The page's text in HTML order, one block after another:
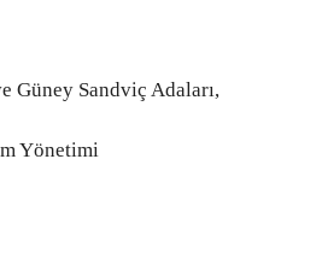
Güney Sandviç Adaları,
Yönetimi